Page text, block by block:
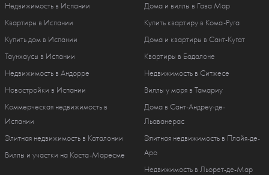
Недвижимость в Испании
Квартиры в Испании
Купить дом в Испании
Таунхаусы в Испании
Недвижимость в Андорре
Новостройки в Испании
Коммерческая недвижимость в
Испании
Элитная недвижимость в Каталонии
Виллы и участки на Коста-Маресме
Дома и виллы в Гава Мар
Купить квартиру в Кома-Руга
Дома и квартиры в Сант-Кугат
Квартиры в Бадалоне
Недвижимость в Ситжесе
Виллы у моря в Тамариу
Дома в Сант-Андреу-де-
Льаванерас
Элитная недвижимость в Плайя-де-
Аро
Недвижимость в Льорет-де-Мар